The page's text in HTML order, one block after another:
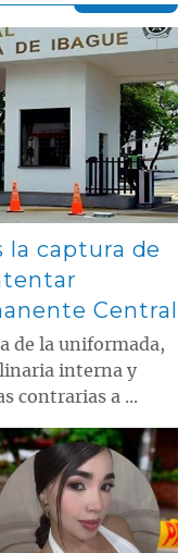
la captura de
Central
de la uniformada,
interna y
contrarias a ...